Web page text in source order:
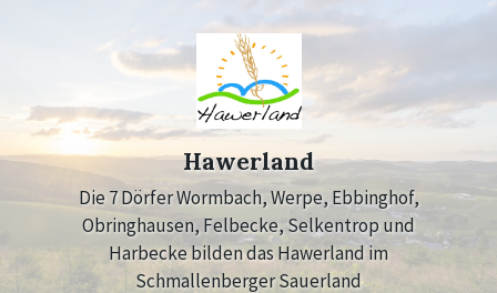
Hawerland
Die 7 Dörfer Wormbach, Werpe, Ebbinghof,
Obringhausen, Felbecke, Selkentrop und
Harbecke bilden das Hawerland im
Schmallenberger Sauerland